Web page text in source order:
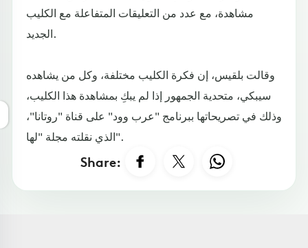
مشاهدة، مع عدد من التعليقات المتفاعلة مع الكليب
الجديد.
وقالت بلقيس، إن فكرة الكليب مختلفة، وكل من يشاهده
سيبكي، متحدية الجمهور إذا لم يبكِ بمشاهدة هذا الكليب،
وذلك في تصريحاتها ببرنامج "عرب وود" على قناة "روتانا"،
الذي نقلته مجلة "لها".
Share: